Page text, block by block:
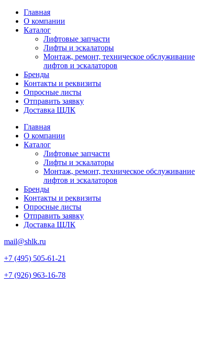
Главная
О компании
Каталог
Лифтовые запчасти
Лифты и эскалаторы
Монтаж, ремонт, техническое обслуживание
лифтов и эскалаторов
Бренды
Контакты и реквизиты
Опросные листы
Отправить заявку
Доставка ЩЛК
Главная
О компании
Каталог
Лифтовые запчасти
Лифты и эскалаторы
Монтаж, ремонт, техническое обслуживание
лифтов и эскалаторов
Бренды
Контакты и реквизиты
Опросные листы
Отправить заявку
Доставка ЩЛК
mail@shlk.ru
+7 (495) 505-61-21
+7 (926) 963-16-78